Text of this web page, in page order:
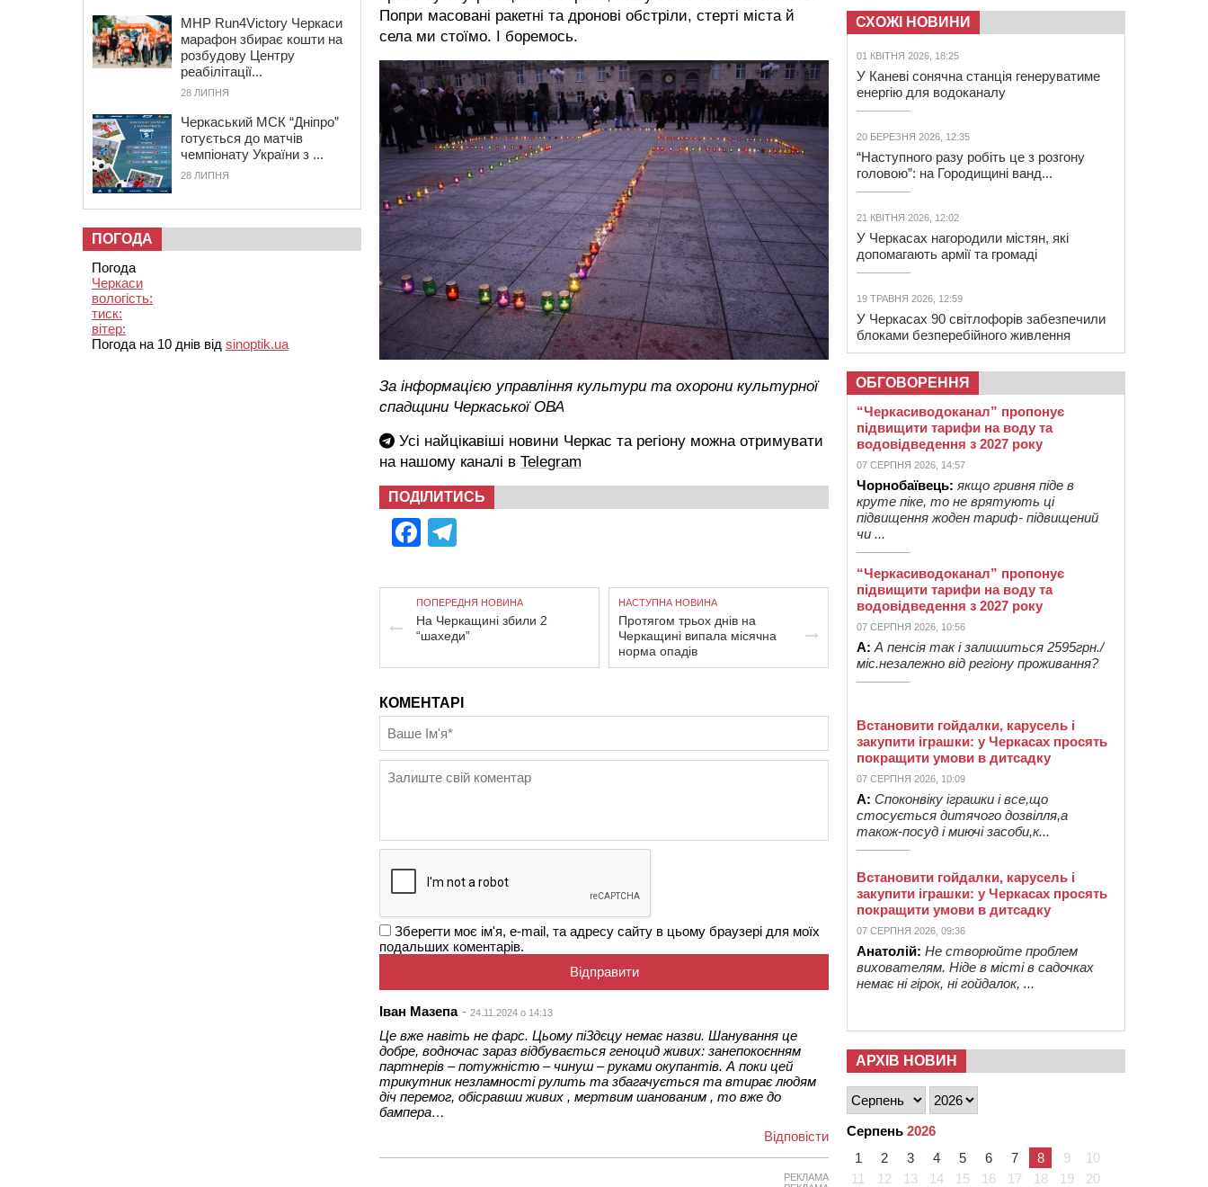
Попри масовані ракетні та дронові обстріли, стерті міста й
села ми стоїмо. І боремось.
За інформацією управління культури та охорони культурної
спадщини Черкаської ОВА
Усі найцікавіші новини Черкас та регіону можна отримувати
на нашому каналі в Telegram
ПОДІЛИТИСЬ
Facebook
ПОПЕРЕДНЯ НОВИНА
На Черкащині збили 2
“шахеди”
НАСТУПНА НОВИНА
Протягом трьох днів на
Черкащині випала місячна
норма опадів
КОМЕНТАРІ
Зберегти моє ім'я, e-mail, та адресу сайту в цьому браузері для моїх
подальших коментарів.
Іван Мазепа 24.11.2024 о 14:13
Це вже навіть не фарс. Цьому пі3дєцу немає назви. Шанування це
добре, водночас зараз відбувається геноцид живих: занепокоєнням
партнерів – потужністю – чинуш – руками окупантів. А поки цей
трикутник незламності рулить та збагачується та втирає людям
діч перемог, обісравши живих , мертвим шанованим , то вже до
бампера…
Відповіcти
РЕКЛАМА
MHP Run4Victory Черкаси
марафон збирає кошти на
розбудову Центру
реабілітації...
28 ЛИПНЯ
Черкаський МСК “Дніпро”
готується до матчів
чемпіонату України з ...
28 ЛИПНЯ
ПОГОДА
Погода
Черкаси
вологість:
тиск:
вітер:
Погода на 10 днів від sinoptik.ua
СХОЖІ НОВИНИ
01 КВІТНЯ 2026, 18:25
У Каневі сонячна станція генеруватиме
енергію для водоканалу
20 БЕРЕЗНЯ 2026, 12:35
“Наступного разу робіть це з розгону
головою”: на Городищині ванд...
21 КВІТНЯ 2026, 12:02
У Черкасах нагородили містян, які
допомагають армії та громаді
19 ТРАВНЯ 2026, 12:59
У Черкасах 90 світлофорів забезпечили
блоками безперебійного живлення
ОБГОВОРЕННЯ
“Черкасиводоканал” пропонує
підвищити тарифи на воду та
водовідведення з 2027 року
07 СЕРПНЯ 2026, 14:57
Чорнобаївець: якщо гривня піде в
круте піке, то не врятують ці
підвищення жоден тариф- підвищений
чи ...
“Черкасиводоканал” пропонує
підвищити тарифи на воду та
водовідведення з 2027 року
07 СЕРПНЯ 2026, 10:56
А: А пенсія так і залишиться 2595грн./
міс.незалежно від регіону проживання?
Встановити гойдалки, карусель і
закупити іграшки: у Черкасах просять
покращити умови в дитсадку
07 СЕРПНЯ 2026, 10:09
А: Споконвіку іграшки і все,що
стосується дитячого дозвілля,а
також-посуд і миючі засоби,к...
Встановити гойдалки, карусель і
закупити іграшки: у Черкасах просять
покращити умови в дитсадку
07 СЕРПНЯ 2026, 09:36
Анатолій: Не створюйте проблем
вихователям. Ніде в місті в садочках
немає ні гірок, ні гойдалок, ...
АРХІВ НОВИН
Серпень 2026
1
2 3 4 5 6 7 8 9
10
11
12 13 14 15 16 17 18 19 20